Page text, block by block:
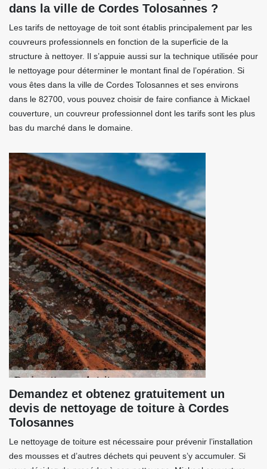
dans la ville de Cordes Tolosannes ?
Les tarifs de nettoyage de toit sont établis principalement par les
couvreurs professionnels en fonction de la superficie de la
structure à nettoyer. Il s’appuie aussi sur la technique utilisée pour
le nettoyage pour déterminer le montant final de l’opération. Si
vous êtes dans la ville de Cordes Tolosannes et ses environs
dans le 82700, vous pouvez choisir de faire confiance à Mickael
couverture, un couvreur professionnel dont les tarifs sont les plus
bas du marché dans le domaine.
Demandez et obtenez gratuitement un
devis de nettoyage de toiture à Cordes
Tolosannes
Le nettoyage de toiture est nécessaire pour prévenir l’installation
des mousses et d’autres déchets qui peuvent s’y accumuler. Si